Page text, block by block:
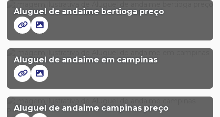
Aluguel de andaime bertioga preço
Aluguel de andaime em campinas
Aluguel de andaime campinas preço